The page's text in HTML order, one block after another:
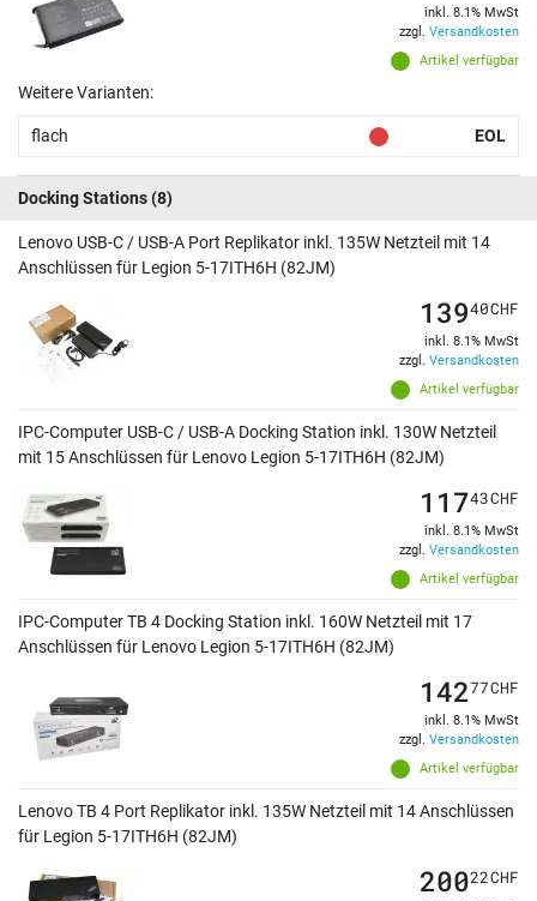
Artikel verfügbar
inkl. 8.1% MwSt
zzgl. Versandkosten
Weitere Varianten:
flach EOL
Docking Stations(8)
Lenovo USB-C / USB-A Port Replikator inkl. 135W Netzteil mit 14
Anschlüssen für Legion 5-17ITH6H (82JM)
Artikel verfügbar
13940CHF
inkl. 8.1% MwSt
zzgl. Versandkosten
IPC-Computer USB-C / USB-A Docking Station inkl. 130W Netzteil
mit 15 Anschlüssen für Lenovo Legion 5-17ITH6H (82JM)
Artikel verfügbar
11743CHF
inkl. 8.1% MwSt
zzgl. Versandkosten
IPC-Computer TB 4 Docking Station inkl. 160W Netzteil mit 17
Anschlüssen für Lenovo Legion 5-17ITH6H (82JM)
Artikel verfügbar
14277CHF
inkl. 8.1% MwSt
zzgl. Versandkosten
Lenovo TB 4 Port Replikator inkl. 135W Netzteil mit 14 Anschlüssen
für Legion 5-17ITH6H (82JM)
20022CHF